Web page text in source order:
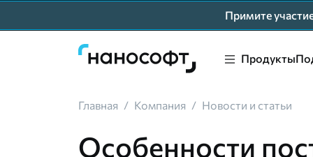
Примите
Продукты
Главная / Компания / Новости и статьи
Особенности